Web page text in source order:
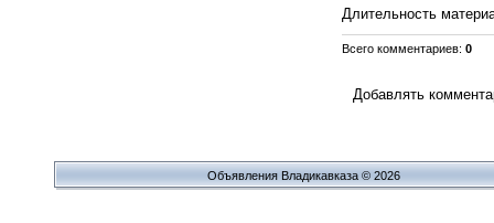
Длительность
Всего комментариев: 0
Добавлять
Объявления Владикавказа © 2026